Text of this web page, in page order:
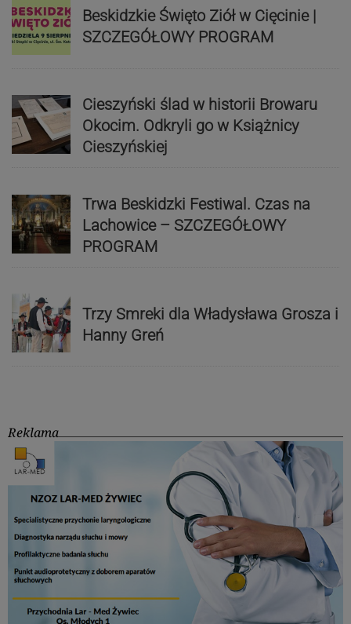
Beskidzkie Święto Ziół w Cięcinie |
SZCZEGÓŁOWY PROGRAM
Cieszyński ślad w historii Browaru
Okocim. Odkryli go w Książnicy
Cieszyńskiej
Trwa Beskidzki Festiwal. Czas na
Lachowice – SZCZEGÓŁOWY
PROGRAM
Trzy Smreki dla Władysława Grosza i
Hanny Greń
Reklama